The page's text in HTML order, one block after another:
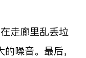
走廊里乱丢垃
噪音。最后，